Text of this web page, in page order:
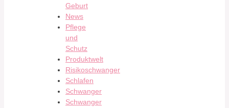
Geburt
News
Pflege
und
Schutz
Produktwelt
Risikoschwanger
Schlafen
Schwanger
Schwanger